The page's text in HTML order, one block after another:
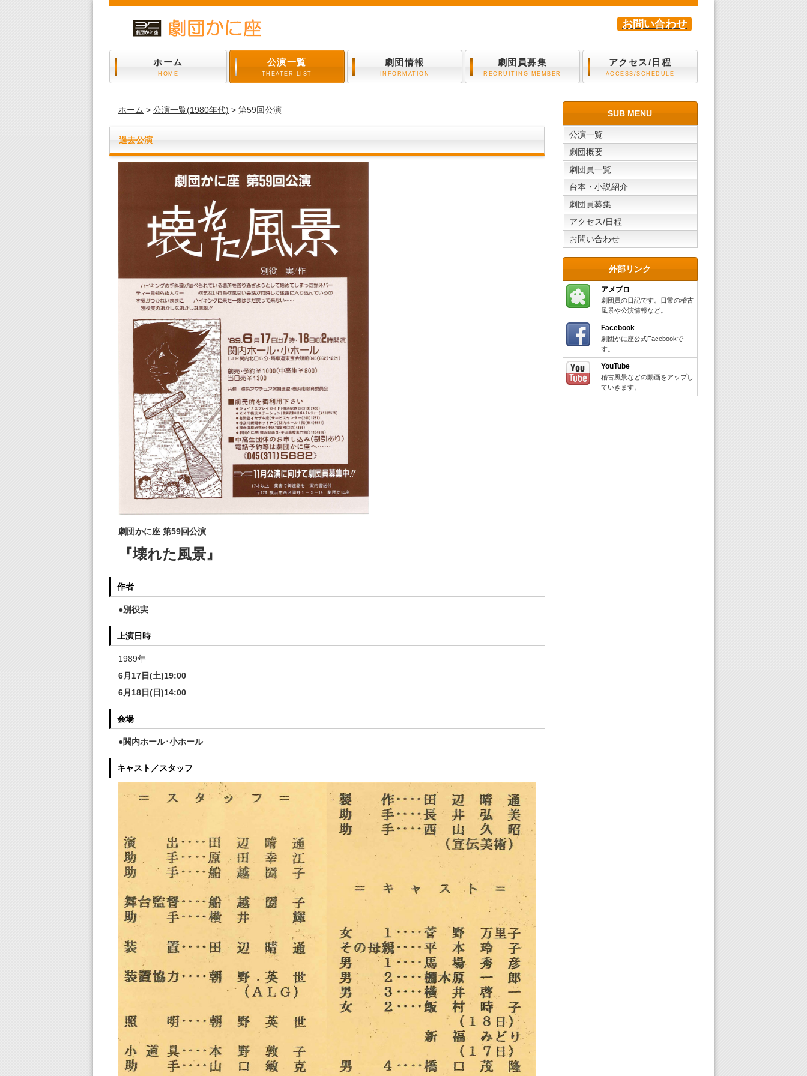
お問い合わせ
ホーム
HOME
公演一覧
THEATER LIST
劇団情報
INFORMATION
劇団員募集
RECRUITING MEMBER
アクセス/日程
ACCESS/SCHEDULE
ホーム > 公演一覧(1980年代) > 第59回公演
過去公演
劇団かに座 第59回公演
『壊れた風景』
作者
●別役実
上演日時
1989年
6月17日(土)19:00
6月18日(日)14:00
会場
●関内ホール･小ホール
キャスト／スタッフ
SUB MENU
公演一覧
劇団概要
劇団員一覧
台本・小説紹介
劇団員募集
アクセス/日程
お問い合わせ
外部リンク
アメブロ
劇団員の日記です。日常の稽古
風景や公演情報など。
Facebook
劇団かに座公式Facebookで
す。
YouTube
稽古風景などの動画をアップし
ていきます。